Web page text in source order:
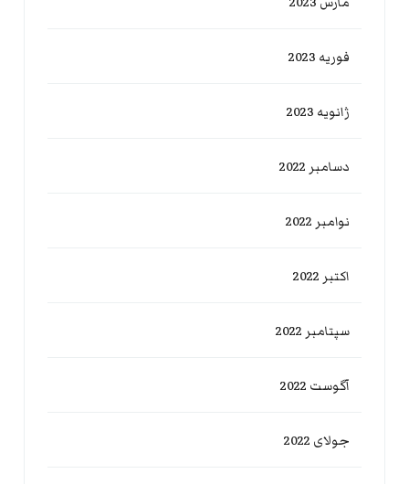
فوریه 2023
ژانویه 2023
دسامبر 2022
نوامبر 2022
اکتبر 2022
سپتامبر 2022
آگوست 2022
جولای 2022